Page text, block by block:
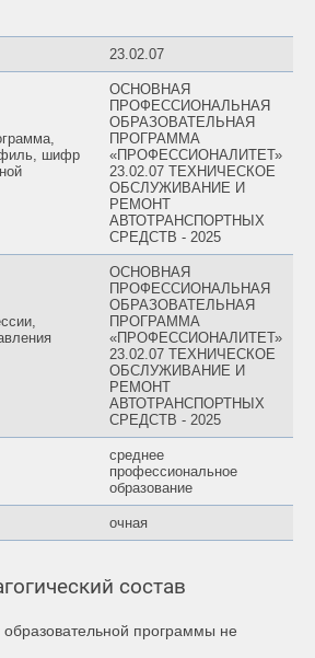
23.02.07
шифр
ОСНОВНАЯ
ПРОФЕССИОНАЛЬНАЯ
ОБРАЗОВАТЕЛЬНАЯ
ПРОГРАММА
«ПРОФЕССИОНАЛИТЕТ»
23.02.07 ТЕХНИЧЕСКОЕ
ОБСЛУЖИВАНИЕ И
РЕМОНТ
АВТОТРАНСПОРТНЫХ
СРЕДСТВ - 2025
ОСНОВНАЯ
ПРОФЕССИОНАЛЬНАЯ
ОБРАЗОВАТЕЛЬНАЯ
ПРОГРАММА
«ПРОФЕССИОНАЛИТЕТ»
23.02.07 ТЕХНИЧЕСКОЕ
ОБСЛУЖИВАНИЕ И
РЕМОНТ
АВТОТРАНСПОРТНЫХ
СРЕДСТВ - 2025
среднее
профессиональное
образование
очная
состав
программы не